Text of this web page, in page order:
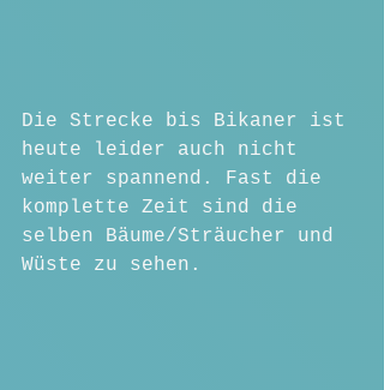
Die Strecke bis Bikaner ist
heute leider auch nicht
weiter spannend. Fast die
komplette Zeit sind die
selben Bäume/Sträucher und
Wüste zu sehen.